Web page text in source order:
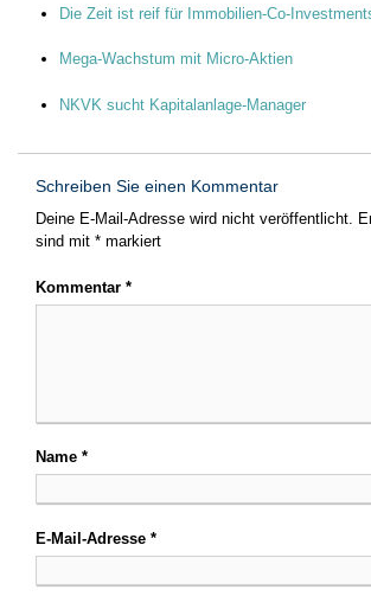
Die Zeit ist reif für Immobilien-Co-
Mega-Wachstum mit Micro-Aktien
NKVK sucht Kapitalanlage-Manager
Schreiben Sie einen Kommentar
Deine E-Mail-Adresse wird nicht veröffentlicht.
sind mit * markiert
Kommentar *
Name *
E-Mail-Adresse *